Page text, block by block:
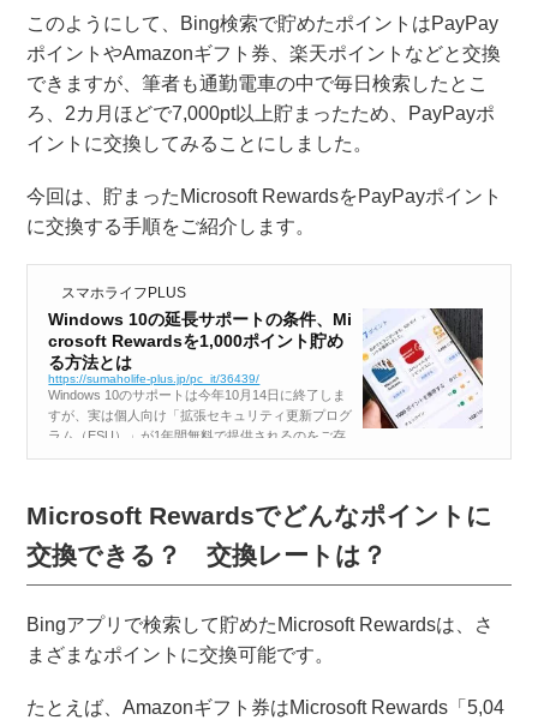
このようにして、Bing検索で貯めたポイントはPayPay
ポイントやAmazonギフト券、楽天ポイントなどと交換
できますが、筆者も通勤電車の中で毎日検索したとこ
ろ、2カ月ほどで7,000pt以上貯まったため、PayPayポ
イントに交換してみることにしました。
今回は、貯まったMicrosoft RewardsをPayPayポイント
に交換する手順をご紹介します。
スマホライフPLUS
Windows 10の延長サポートの条件、Mi
crosoft Rewardsを1,000ポイント貯め
る方法とは
https://sumaholife-plus.jp/pc_it/36439/
Windows 10のサポートは今年10月14日に終了しま
すが、実は個人向け「拡張セキュリティ更新プログ
ラム（ESU）」が1年間無料で提供されるのをご存
じでしょうか？ ただし、これはOneDriveでWindo
Microsoft Rewardsでどんなポイントに
交換できる？ 交換レートは？
Bingアプリで検索して貯めたMicrosoft Rewardsは、さ
まざまなポイントに交換可能です。
たとえば、Amazonギフト券はMicrosoft Rewards「5,04